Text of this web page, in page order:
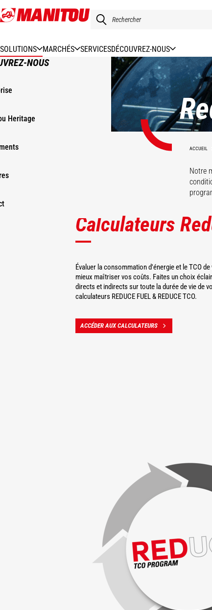
Aller
au
SOLUTIONS MARCHÉS SERVICESDÉCOUVREZ-NOUS
NOUS
Heritage
ACCUEIL
Notre
Calculateurs
Évaluer la consommation d'énergie et le TCO
mieux maîtriser vos coûts. Faites un choix
directs et indirects sur toute la durée de vie de
calculateurs REDUCE FUEL & REDUCE TCO.
ACCÉDER AUX CALCULATEURS